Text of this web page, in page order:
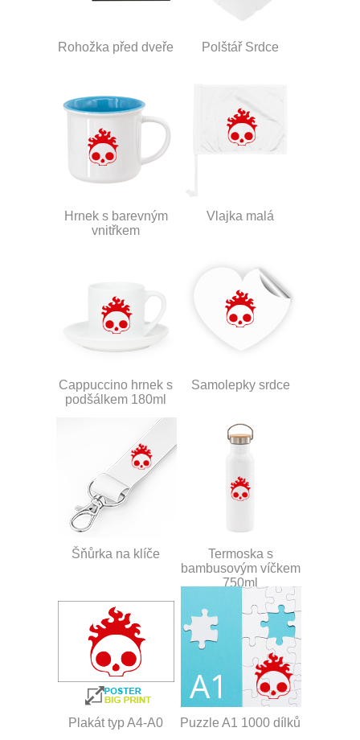
Rohožka před dveře Polštář Srdce
Hrnek s barevným
vnitřkem
Vlajka malá
Cappuccino hrnek s
podšálkem 180ml
Samolepky srdce
Šňůrka na klíče
Termoska s
bambusovým víčkem
750ml
Plakát typ A4-A0 Puzzle A1 1000 dílků